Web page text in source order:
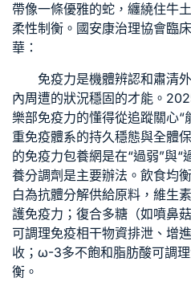
帶像一條優雅的蛇，纏繞住牛
柔性制衡。國安康治理協會臨
華：
免疫力是機體辨認和肅清
內周遭的狀況穩固的才能。
樂部免疫力的懂得從追蹤關心“
重免疫體系的持久穩態與全體
的免疫力包養網是在“過弱”與“
養分調劑是主要辦法。飲食均
白為抗體分解供給原料，維生
護免疫力；復合多糖（如噴鼻
可調理免疫相干物資排泄、增
收；ω-3多不飽和脂肪酸可調
衡。